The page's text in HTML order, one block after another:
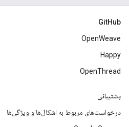
GitHub
OpenWeave
Happy
OpenThread
پشتیبانی
درخواست‌های مربوط به اشکال‌ها و ویژگی‌ها